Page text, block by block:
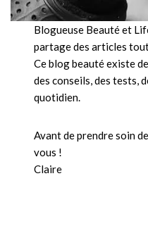
Blogueuse Beauté et
partage des articles
Ce blog beauté existe
des conseils, des tests,
quotidien.
Avant de prendre soin
vous !
Claire